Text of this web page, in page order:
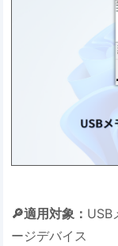
🔎適用対象： USB
ージデバイス